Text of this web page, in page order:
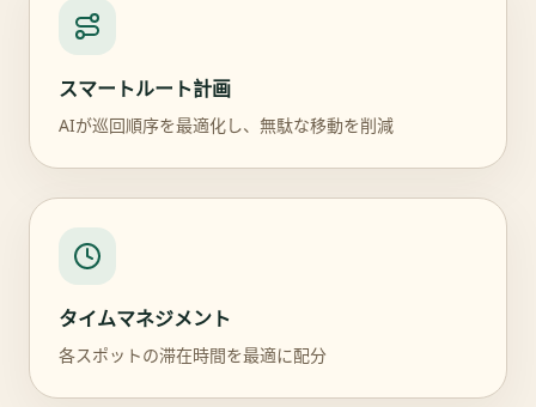
スマートルート計画
AIが巡回順序を最適化し、無駄な移動を削減
タイムマネジメント
各スポットの滞在時間を最適に配分